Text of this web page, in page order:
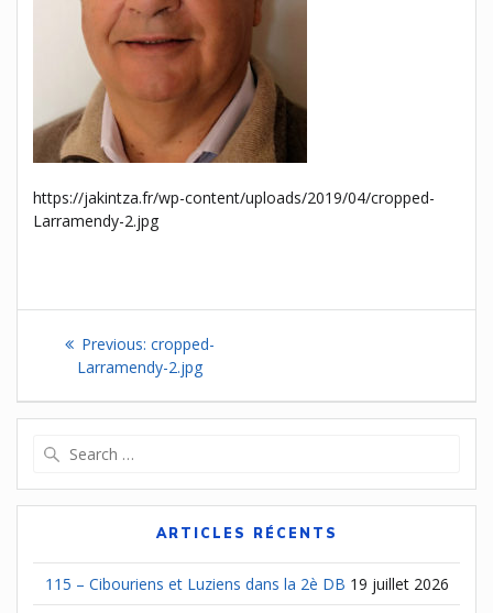
https://jakintza.fr/wp-content/uploads/2019/04/cropped-
Larramendy-2.jpg
Navigation
l’article
Previous: Previous
post:
cropped-
Larramendy-2.jpg
ARTICLES RÉCENTS
115 – Cibouriens et Luziens dans la 2è DB 19 juillet 2026